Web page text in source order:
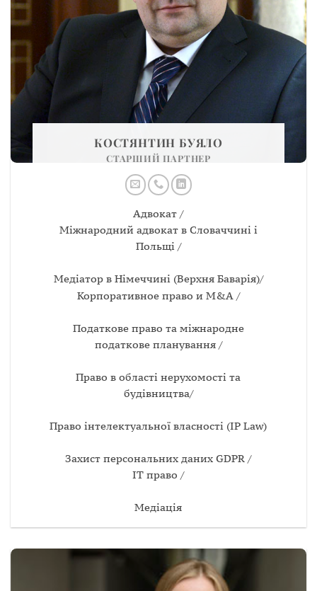
КОСТЯНТИН БУЯЛО
СТАРШИЙ ПАРТНЕР
Адвокат /
Міжнародний адвокат в Словаччині і
Польщі /
Медіатор в Німеччині (Верхня Баварія)/
Корпоративное право и М&А /
Податкове право та міжнародне
податкове планування /
Право в області нерухомості та
будівництва/
Право інтелектуальної власностi (IP Law)
Захист персональних даних GDPR /
ІТ право /
Медіація